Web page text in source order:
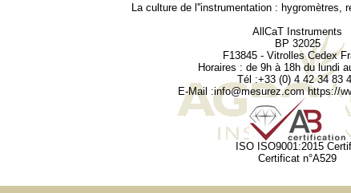
La culture de l''instrumentation : hygromètres,
AllCaT Instruments
BP 32025
F13845 - Vitrolles Cedex
Horaires : de 9h à 18h du lundi
Tél :+33 (0) 4 42 34 83
E-Mail :info@mesurez.com https://
ISO ISO9001:2015
Certificat n°A529